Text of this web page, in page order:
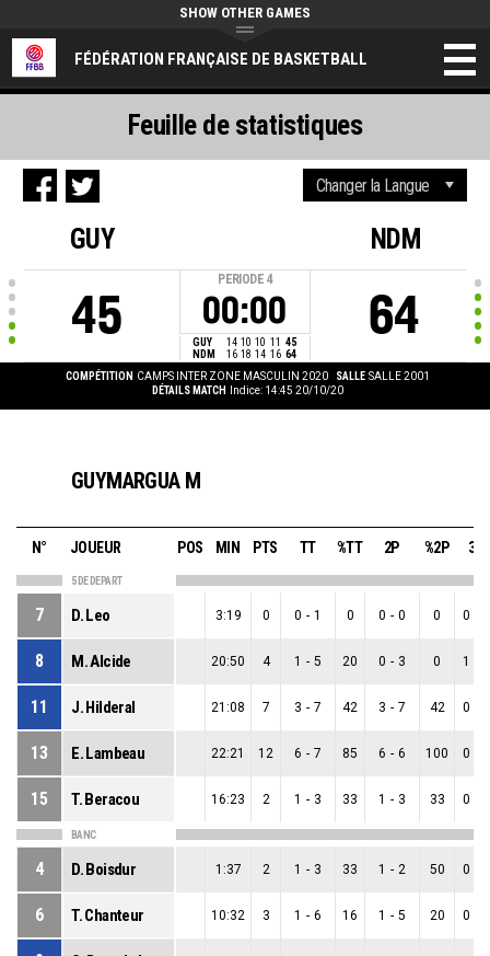
FÉDÉRATION FRANÇAISE DE BASKETBALL
SHOW OTHER GAMES
GUY
45
PERIODE 4
00:00
GUY 14 10 10 11 45
NDM
16 18 14 16 64
NDM
64
COMPÉTITION CAMPS INTER ZONE MASCULIN 2020 SALLE SALLE 2001
DÉTAILS MATCH
Indice: 14:45 20/10/20
Feuille de statistiques
GUYMARGUA M
N° JOUEUR POS MIN PTS TT %TT 2P %2P 3P
5 DE DEPART
7 D. Leo 3:19 0 0 - 1 0 0 - 0 0 0
8 M. Alcide 20:50 4 1 - 5 20 0 - 3 0 1
11 J. Hilderal 21:08 7 3 - 7 42 3 - 7 42 0
13 E. Lambeau 22:21 12 6 - 7 85 6 - 6 100 0
15 T. Beracou 16:23 2 1 - 3 33 1 - 3 33 0
BANC
4 D. Boisdur 1:37 2 1 - 3 33 1 - 2 50 0
6 T. Chanteur 10:32 3 1 - 6 16 1 - 5 20 0